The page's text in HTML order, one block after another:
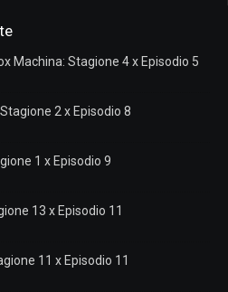
Machina: Stagione 4 x Episodio 5
2 x Episodio 8
1 x Episodio 9
13 x Episodio 11
11 x Episodio 11